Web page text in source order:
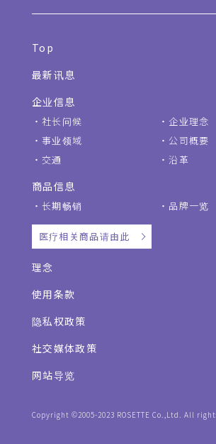
Top
最新讯息
企业信息
社长问候
企业理念
事业领域
公司概要
交通
沿革
商品信息
长期畅销 品牌一览
医疗相关商品请由此
理念
使用条款
隐私权政策
社交媒体政策
网站导览
Copyright ©2005-2023 ROSETTE Co.,Ltd. All